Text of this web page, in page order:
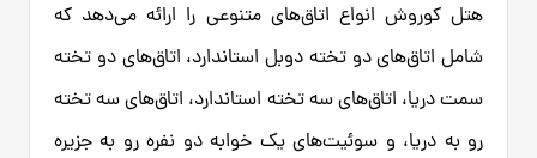
هتل کوروش انواع اتاق‌های متنوعی را ارائه می‌دهد که
شامل اتاق‌های دو تخته دوبل استاندارد، اتاق‌های دو تخته
سمت دریا، اتاق‌های سه تخته استاندارد، اتاق‌های سه تخته
رو به دریا، و سوئیت‌های یک خوابه دو نفره رو به جزیره